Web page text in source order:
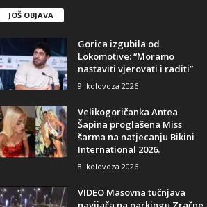
JOŠ OBJAVA
Gorica izgubila od
Lokomotive: “Moramo
nastaviti vjerovati i raditi”
9. kolovoza 2026
Velikogoričanka Antea
Šapina proglašena Miss
šarma na natjecanju Bikini
International 2026.
8. kolovoza 2026
VIDEO Masovna tučnjava